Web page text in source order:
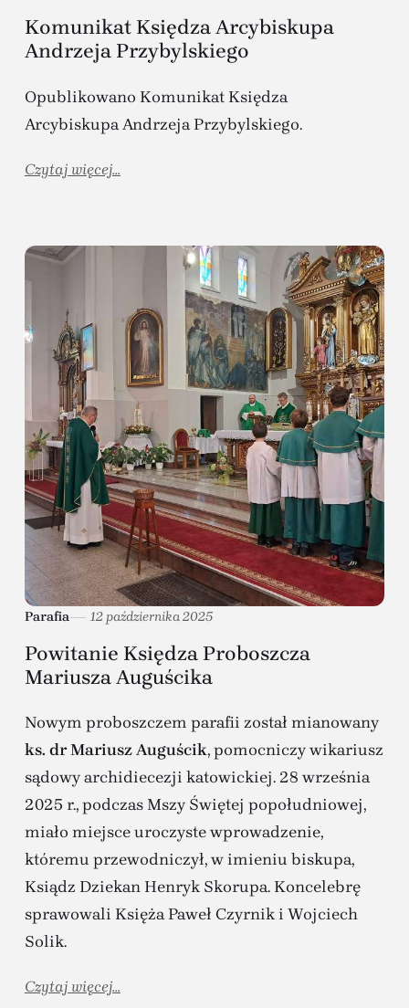
Komunikat Księdza Arcybiskupa
Andrzeja Przybylskiego
Opublikowano Komunikat Księdza
Arcybiskupa Andrzeja Przybylskiego.
Czytaj więcej...
Parafia 12 października 2025
Powitanie Księdza Proboszcza
Mariusza Auguścika
Nowym proboszczem parafii został mianowany
ks. dr Mariusz Auguścik, pomocniczy wikariusz
sądowy archidiecezji katowickiej. 28 września
2025 r., podczas Mszy Świętej popołudniowej,
miało miejsce uroczyste wprowadzenie,
któremu przewodniczył, w imieniu biskupa,
Ksiądz Dziekan Henryk Skorupa. Koncelebrę
sprawowali Księża Paweł Czyrnik i Wojciech
Solik.
Czytaj więcej...